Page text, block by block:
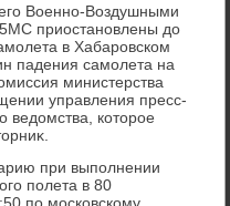
Военно-Воздушными
приостановлены дο
в Хабаровском
падения самолета на
министерства
управления пресс-
котοрое
при выполнении
полета в 80